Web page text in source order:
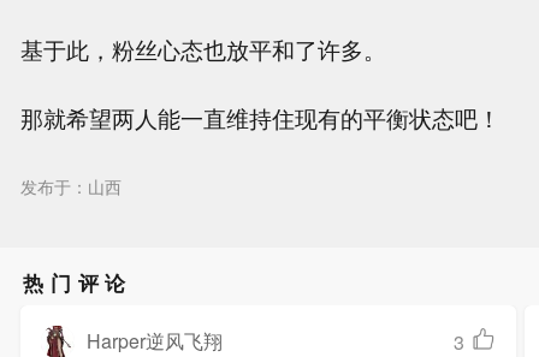
基于此，粉丝心态也放平和了许多。
那就希望两人能一直维持住现有的平衡状态吧！
发布于：山西
热门评论
Harper逆风飞翔 3